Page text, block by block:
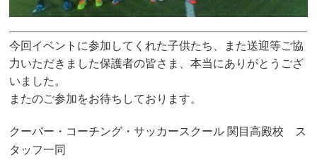
今回イベントに参加してくれた子供たち、また送迎等ご協
力いただきました保護者の皆さま、本当にありがとうござ
いました。
またのご参加をお待ちしております。
クーバー・コーチング・サッカースクール 関目高殿校 ス
タッフ一同